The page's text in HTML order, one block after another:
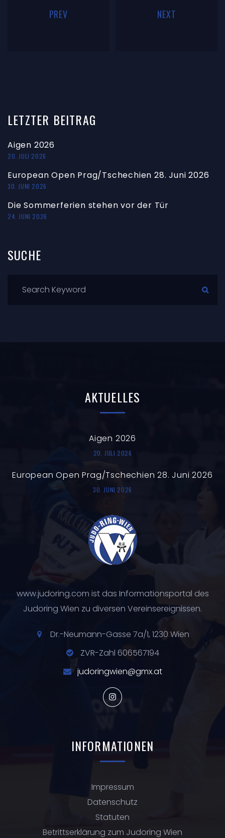
PREV NEXT
LETZTER BEITRAG
Aigen 2026
20. JULI 2026
European Open Prag/Tschechien 28. Juni 2026
30. JUNI 2026
Die Sommerferien stehen vor der Tür
24. JUNI 2026
SUCHE
AKTUELLES
Aigen 2026
20. JULI 2026
European Open Prag/Tschechien 28. Juni 2026
30. JUNI 2026
www.judoring.com ist das Informationsportal des
Judoring Wien zu diversen Vereinsereignissen.
Dr.-Neumann-Gasse 7a/1, 1230 Wien
ZVR-Zahl 606567194
judoringwien@gmx.at
INFORMATIONEN
Impressum
Datenschutz
Statuten
Betrittserklärung zum Judoring Wien